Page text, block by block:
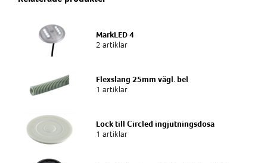
MarkLED 4
2 artiklar
Flexslang 25mm vägl. bel
1 artiklar
Lock till Circled ingjutningsdosa
1 artiklar